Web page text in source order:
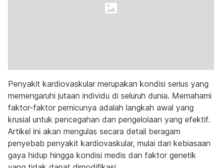
Penyakit kardiovaskular merupakan kondisi serius yang
memengaruhi jutaan individu di seluruh dunia. Memahami
faktor-faktor pemicunya adalah langkah awal yang
krusial untuk pencegahan dan pengelolaan yang efektif.
Artikel ini akan mengulas secara detail beragam
penyebab penyakit kardiovaskular, mulai dari kebiasaan
gaya hidup hingga kondisi medis dan faktor genetik